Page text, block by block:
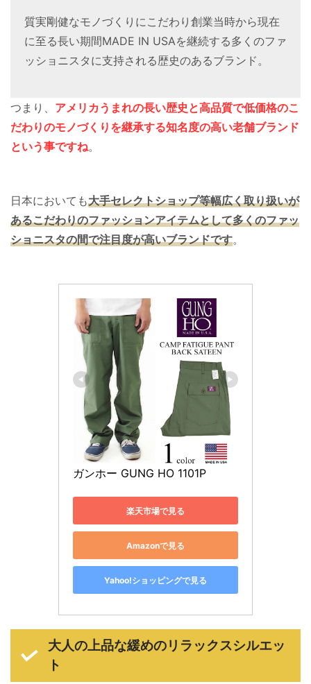
質実剛健なモノづくりにこだわり創業当時から現在
に至る長い期間MADE IN USAを継続する多くのファ
ッショニスタに支持される歴史のあるブランド。
つまり、 アメリカうまれの長い歴史と高品質で低価格のこ
だわりのモノづくりを継承する知名度の高い老舗ブランド
という事ですね。
日本においても大手セレクトショップ等幅広く取り扱いが
あるこだわりのファッションアイテムとして多くのファッ
ショニスタの間で注目度が高いブランドです。
ガンホー GUNG HO 1101P
楽天市場で見る
Amazonで見る
Yahoo!ショッピングで見る
大人の上品な緩めのリラックスシルエッ
ト